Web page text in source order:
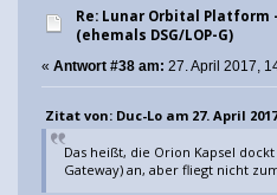
Re: Lunar Orbital Platform
(ehemals DSG/LOP-G)
« Antwort #38 am: 27. April 2017,
Zitat von: Duc-Lo am 27. April
Das heißt, die Orion Kapsel dockt
Gateway) an, aber fliegt nicht